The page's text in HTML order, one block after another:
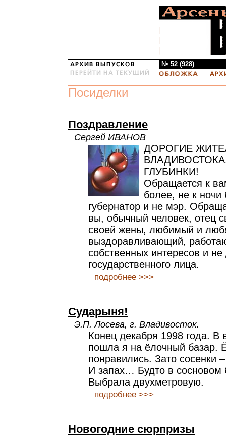
№ 52 (928)
Посиделки
Поздравление
Сергей ИВАНОВ
ДОРОГИЕ
ГЛУБИНКИ!
Обращается к
более, не к ночи
губернатор и не мэр.
вы, обычный человек, отец
своей жены, любимый и
выздоравливающий,
собственных интересов и
государственного лица.
подробнее >>>
Сударыня!
Э.П. Лосева, г. Владивосток.
Конец декабря 1998 года. В
пошла я на ёлочный базар.
понравились. Зато сосенки
И запах… Будто в сосновом
Выбрала двухметровую.
подробнее >>>
Новогодние сюрпризы